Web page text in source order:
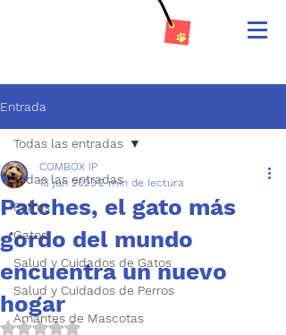
Entrada
Todas las entradas
Perros
Gatos
Salud y Cuidados de Gatos
Salud y Cuidados de Perros
Amantes de Mascotas
Todas las entradas
Patches, el gato más
gordo del mundo
encuentra un nuevo
hogar
COMBOX IP
13 jun 20232 min de lectura
Obtuvo NaN de 5 estrellas.